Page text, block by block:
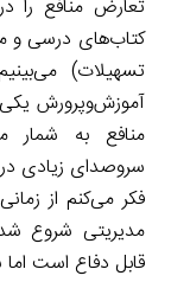
تعارض منافع را
کتاب‌های درسی و
تسهیلات)
آموزش‌وپرورش
منافع به شمار
سروصدای زیادی در
فکر می‌کنم از
مدیریتی شروع
قابل دفاع است